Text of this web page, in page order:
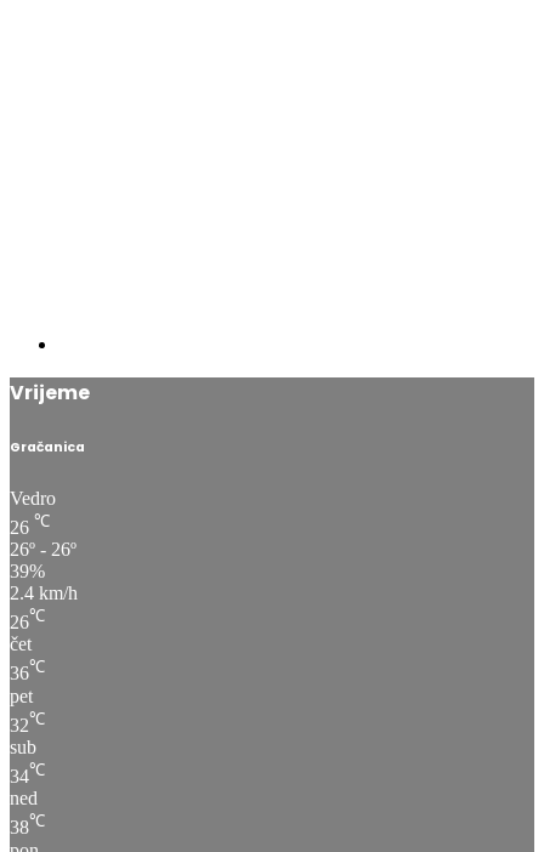
Vrijeme
Gračanica
Vedro
26℃
26º - 26º
39%
2.4 km/h
26℃
čet
36℃
pet
32℃
sub
34℃
ned